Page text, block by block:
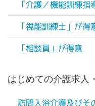
「介護／機能訓練指
「視能訓練士」が得
「相談員」が得意
はじめての介護求人
訪問入浴介護及びそ